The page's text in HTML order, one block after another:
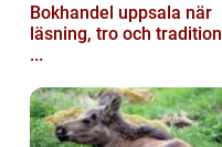
Bokhandel uppsala när
läsning, tro och tradition
...